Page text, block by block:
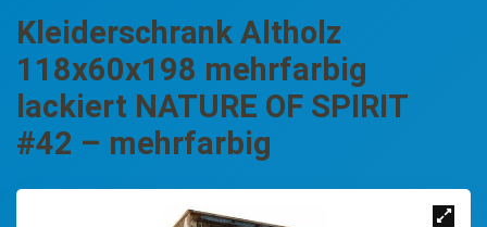
Kleiderschrank Altholz
118x60x198 mehrfarbig
lackiert NATURE OF SPIRIT
#42 – mehrfarbig